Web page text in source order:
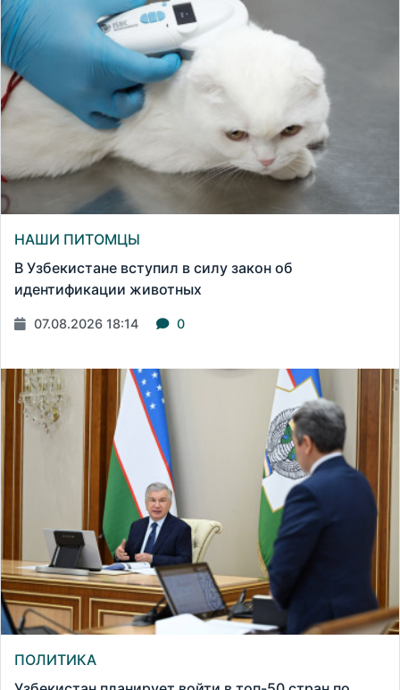
НАШИ ПИТОМЦЫ
В Узбекистане вступил в силу закон об
идентификации животных
07.08.2026 18:14 0
ПОЛИТИКА